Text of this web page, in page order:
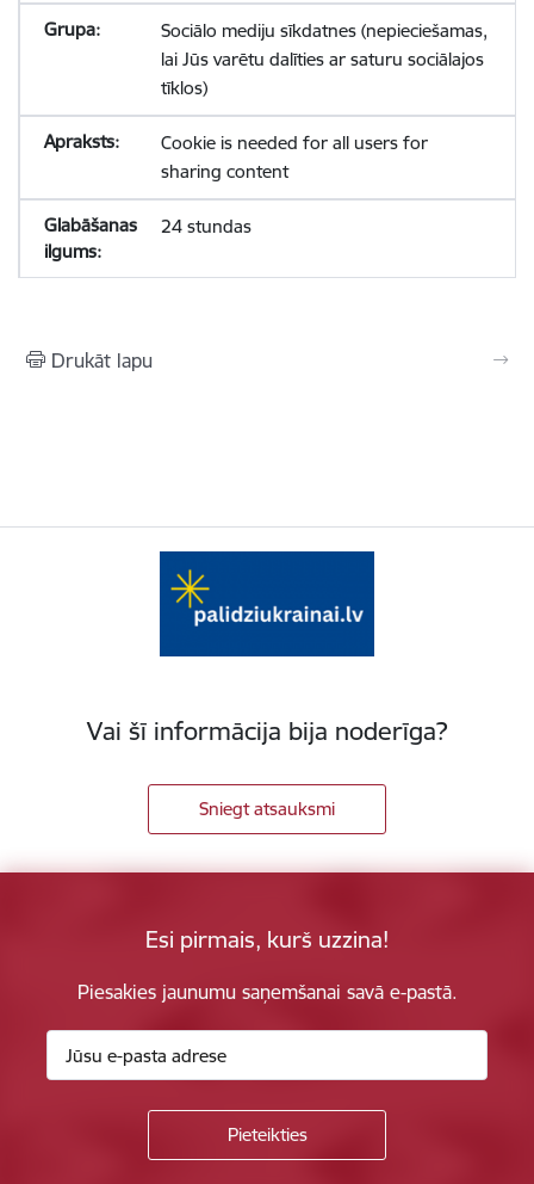
Sociālo mediju sīkdatnes (nepieciešamas,
lai Jūs varētu dalīties ar saturu sociālajos
tīklos)
Cookie is needed for all users for
sharing content
24 stundas
Drukāt lapu
Vai šī informācija bija noderīga?
Sniegt atsauksmi
Esi pirmais, kurš uzzina!
Piesakies jaunumu saņemšanai savā e-pastā.